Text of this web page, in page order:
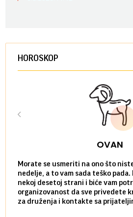
HOROSKOP
OVAN
Morate se usmeriti na ono što
nedelje, a to vam sada teško pada.
nekoj desetoj strani i biće vam
organizovanost da sve privedete
za druženja i kontakte sa